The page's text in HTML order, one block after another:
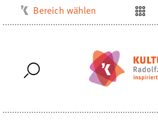
Bereich wählen
Musikschule
Stadtmuseum